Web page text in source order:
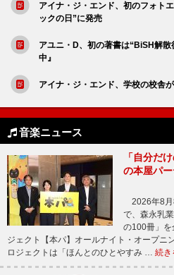
アイナ・ジ・エンド、初のフォト
ックの日”に発売
アユニ・D、初の著書は“BiSH解
中』
アイナ・ジ・エンド、学校の校舎
音楽ニュース
「自分だ
の本屋パ
2026年8月
で、森永乳
の100冊」を
ジェクト【本パ】オールナイト・オープ
ロジェクトは「ほんとのひとやすみ … 続き